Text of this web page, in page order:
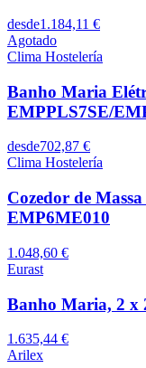
desde1.184,11 €
Agotado
Clima Hostelería
Banho Maria
EMPPLS7SE/
desde702,87 €
Clima Hostelería
Cozedor de
EMP6ME010
1.048,60 €
Eurast
Banho Maria, 2 x
1.635,44 €
Arilex